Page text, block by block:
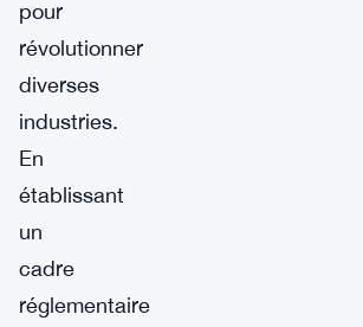
pour
révolutionner
diverses
industries.
En
établissant
un
cadre
réglementaire